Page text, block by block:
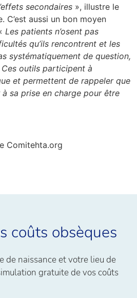
secondaires », illustre le
C’est aussi un bon moyen
Les patients n’osent pas
qu’ils rencontrent et les
systématiquement de question,
outils participent à
et permettent de rappeler que
sa prise en charge pour être
Comitehta.org
coûts obsèques
de naissance et votre lieu de
gratuite de vos coûts